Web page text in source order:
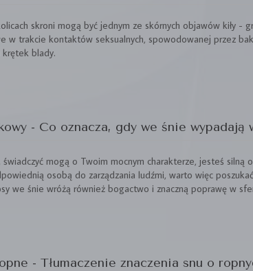
skroni mogą być jednym ze skórnych objawów kiły -
w trakcie kontaktów seksualnych, spowodowanej przez
blady.
- Co oznacza, gdy we śnie wypadają
świadczyć mogą o Twoim mocnym charakterze, jesteś silną
osobą do zarządzania ludźmi, warto więc
we śnie wróżą również bogactwo i znaczną poprawę w
- Tłumaczenie znaczenia snu o